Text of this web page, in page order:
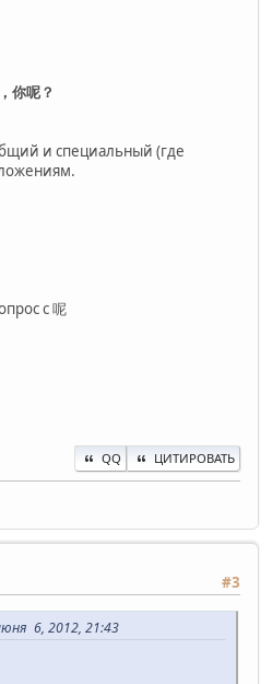
，你呢？
и специальный (где
с 呢
QQ ЦИТИРОВАТЬ
#3
6, 2012, 21:43